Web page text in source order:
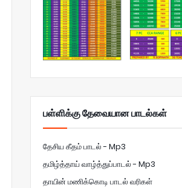
பள்ளிக்கு தேவையான பாடல்கள்
தேசிய கீதம் பாடல் - Mp3
தமிழ்த்தாய் வாழ்த்துப்பாடல் - Mp3
தாயின் மணிக்கொடி பாடல் வரிகள்